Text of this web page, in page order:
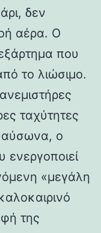
δεν
αέρα. Ο
που
το λιώσιμο.
ταχύτητες
ο
ενεργοποιεί
«μεγάλη
της